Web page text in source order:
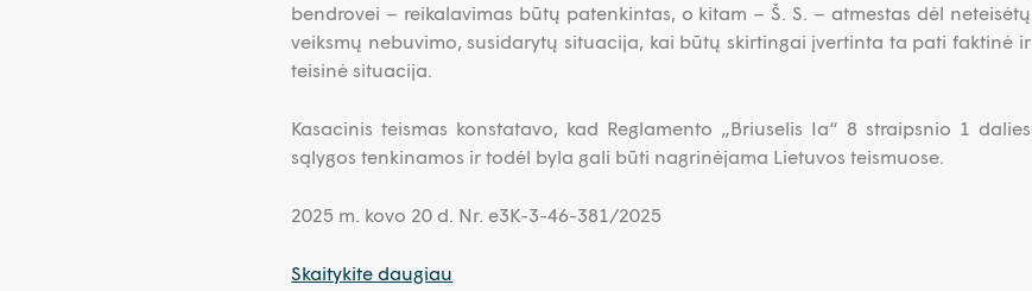
bendrovei – reikalavimas būtų patenkintas, o kitam – Š. S. – atmestas dėl neteisėtų
veiksmų nebuvimo, susidarytų situacija, kai būtų skirtingai įvertinta ta pati faktinė ir
teisinė situacija.
Kasacinis teismas konstatavo, kad Reglamento „Briuselis Ia“ 8 straipsnio 1 dalies
sąlygos tenkinamos ir todėl byla gali būti nagrinėjama Lietuvos teismuose.
2025 m. kovo 20 d. Nr. e3K-3-46-381/2025
Skaitykite daugiau